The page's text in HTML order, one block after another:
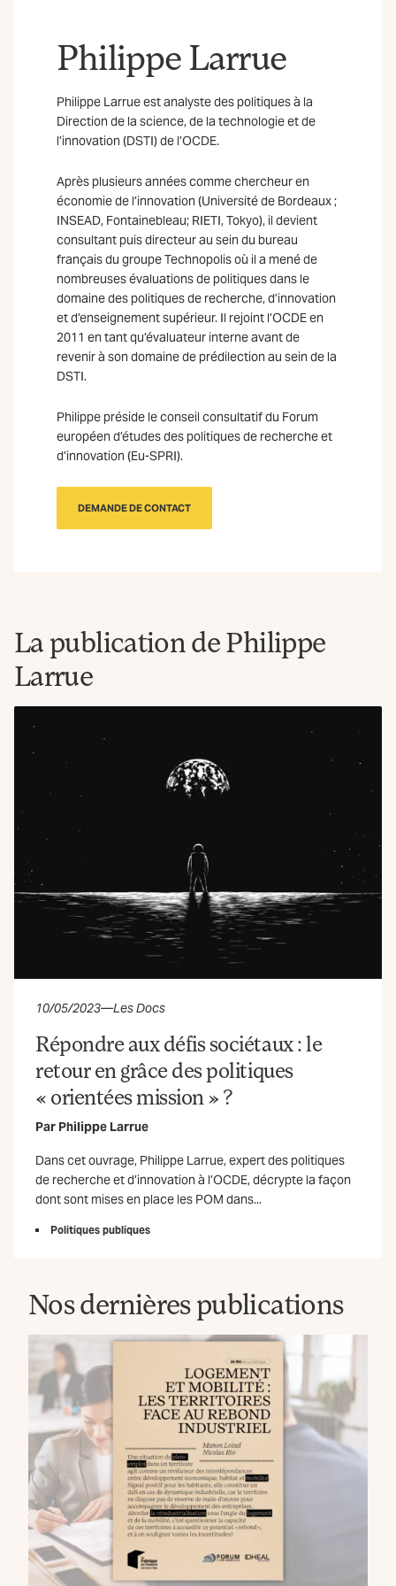
Philippe Larrue
Philippe Larrue est analyste des politiques à la
Direction de la science, de la technologie et de
l’innovation (DSTI) de l’OCDE.
Après plusieurs années comme chercheur en
économie de l’innovation (Université de Bordeaux ;
INSEAD, Fontainebleau; RIETI, Tokyo), il devient
consultant puis directeur au sein du bureau
français du groupe Technopolis où il a mené de
nombreuses évaluations de politiques dans le
domaine des politiques de recherche, d’innovation
et d’enseignement supérieur. Il rejoint l’OCDE en
2011 en tant qu’évaluateur interne avant de
revenir à son domaine de prédilection au sein de la
DSTI.
Philippe préside le conseil consultatif du Forum
européen d’études des politiques de recherche et
d’innovation (Eu-SPRI).
DEMANDE DE CONTACT
La publication de Philippe
Larrue
10/05/2023—Les Docs
Répondre aux défis sociétaux : le
retour en grâce des politiques
« orientées mission » ?
Par Philippe Larrue
Dans cet ouvrage, Philippe Larrue, expert des politiques
de recherche et d’innovation à l’OCDE, décrypte la façon
dont sont mises en place les POM dans...
Politiques publiques
Nos dernières publications